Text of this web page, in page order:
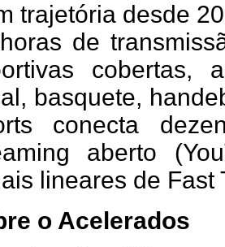
trajetória desde
de
cobertas,
basquete,
conecta
aberto
lineares de Fast
o Acelerados